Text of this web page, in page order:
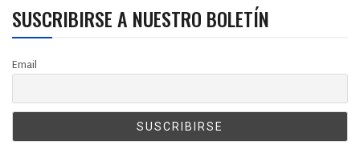
SUSCRIBIRSE A NUESTRO BOLETÍN
Email